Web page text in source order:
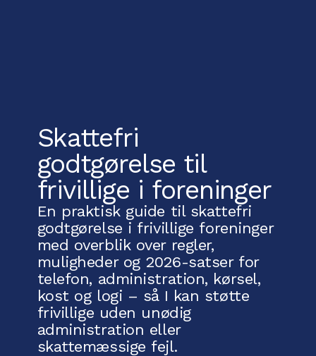
Skattefri
godtgørelse til
frivillige i foreninger
En praktisk guide til skattefri
godtgørelse i frivillige foreninger
med overblik over regler,
muligheder og 2026-satser for
telefon, administration, kørsel,
kost og logi – så I kan støtte
frivillige uden unødig
administration eller
skattemæssige fejl.